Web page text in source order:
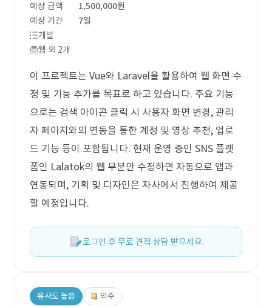
예상 금액
1,500,000원
예상 기간
7일
개발
웹 외 2개
이 프로젝트는 Vue와 Laravel을 활용하여 웹 화면 수
정 및 기능 추가를 목표로 하고 있습니다. 주요 기능
으로는 검색 아이콘 클릭 시 사용자 화면 변경, 관리
자 페이지와의 연동을 통한 계정 및 영상 추천, 업로
드 기능 등이 포함됩니다. 현재 운영 중인 SNS 플랫
폼인 Lalatok의 웹 부분만 수정하면 자동으로 앱과
연동되며, 기획 및 디자인은 자사에서 진행하여 제공
할 예정입니다.
로그인 후 무료 견적 상담 받으세요.
유사도 높음 외주